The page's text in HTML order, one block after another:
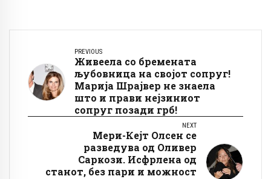
PREVIOUS
Живеела со бремената
љубовница на својот сопруг!
Марија Шрајвер не знаела
што и прави нејзиниот
сопруг позади грб!
NEXT
Мери-Кејт Олсен се
разведува од Оливер
Саркози. Исфрлена од
станот, без пари и можност